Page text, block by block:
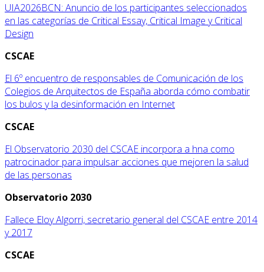
UIA2026BCN: Anuncio de los participantes seleccionados
en las categorías de Critical Essay, Critical Image y Critical
Design
CSCAE
El 6º encuentro de responsables de Comunicación de los
Colegios de Arquitectos de España aborda cómo combatir
los bulos y la desinformación en Internet
CSCAE
El Observatorio 2030 del CSCAE incorpora a hna como
patrocinador para impulsar acciones que mejoren la salud
de las personas
Observatorio 2030
Fallece Eloy Algorri, secretario general del CSCAE entre 2014
y 2017
CSCAE